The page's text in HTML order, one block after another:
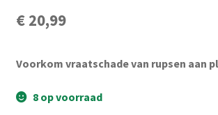
Buxus
Kerst
Over ons
€20,99
Voorkom vraatschade van rupsen aan
8 op voorraad